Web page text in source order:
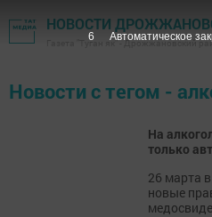
НОВОСТИ
Газета "Туган як" - Дрожжановский
Новости с тегом -
На
только
26 марта
новые
6 Автоматическое